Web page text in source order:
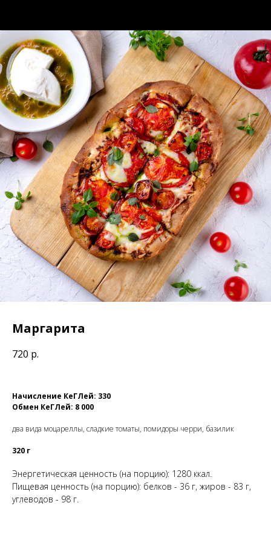
Маргарита
720 р.
Начисление КеГЛей: 330
Обмен КеГЛей: 8 000
два вида моцареллы, сладкие томаты, помидоры черри, базилик
320 г
Энергетическая ценность (на порцию): 1280 ккал.
Пищевая ценность (на порцию): белков - 36 г, жиров - 83 г,
углеводов - 98 г.